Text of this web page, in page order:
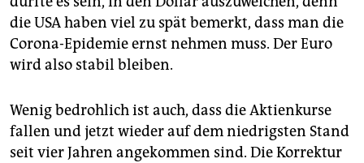
die USA haben viel zu spät bemerkt, dass man die
Corona-Epidemie ernst nehmen muss. Der Euro
wird also stabil bleiben.
Wenig bedrohlich ist auch, dass die Aktienkurse
fallen und jetzt wieder auf dem niedrigsten Stand
seit vier Jahren angekommen sind. Die Korrektur